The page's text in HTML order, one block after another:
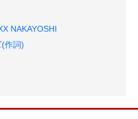
NAKAYOSHI
作詞)